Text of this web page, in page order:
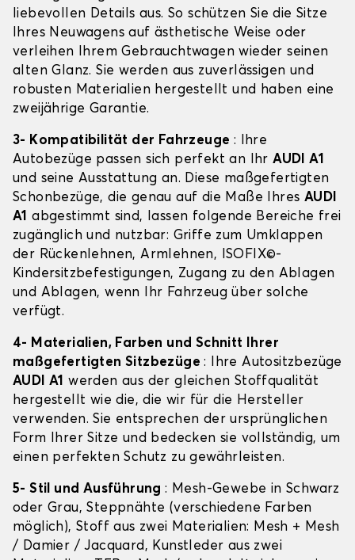
liebevollen Details aus. So schützen Sie die Sitze
Ihres Neuwagens auf ästhetische Weise oder
verleihen Ihrem Gebrauchtwagen wieder seinen
alten Glanz. Sie werden aus zuverlässigen und
robusten Materialien hergestellt und haben eine
zweijährige Garantie.
3- Kompatibilität der Fahrzeuge : Ihre
Autobezüge passen sich perfekt an IhrAUDI A1
und seine Ausstattung an. Diese maßgefertigten
Schonbezüge, die genau auf die Maße Ihres AUDI
A1 abgestimmt sind, lassen folgende Bereiche frei
zugänglich und nutzbar: Griffe zum Umklappen
der Rückenlehnen, Armlehnen, ISOFIX©-
Kindersitzbefestigungen, Zugang zu den Ablagen
und Ablagen, wenn Ihr Fahrzeug über solche
verfügt.
4- Materialien, Farben und Schnitt Ihrer
maßgefertigten Sitzbezüge: Ihre Autositzbezüge
AUDI A1 werden aus der gleichen Stoffqualität
hergestellt wie die, die wir für die Hersteller
verwenden. Sie entsprechen der ursprünglichen
Form Ihrer Sitze und bedecken sie vollständig, um
einen perfekten Schutz zu gewährleisten.
5- Stil und Ausführung: Mesh-Gewebe in Schwarz
oder Grau, Steppnähte (verschiedene Farben
möglich), Stoff aus zwei Materialien: Mesh + Mesh
/ Damier / Jacquard, Kunstleder aus zwei